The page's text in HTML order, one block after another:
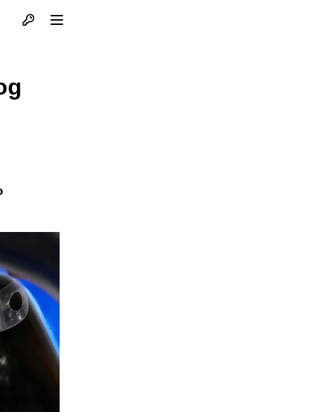
Otvori profil